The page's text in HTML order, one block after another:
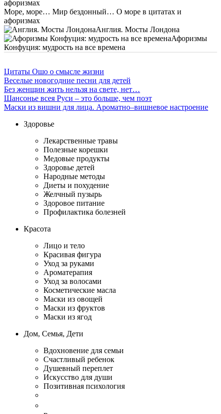
Море, море… Мир бездонный… О море в цитатах и
афоризмах
Англия. Мосты Лондона
Афоризмы
Конфуция: мудрость на все времена
Цитаты Ошо о смысле жизни
Веселые новогодние песни для детей
Без женщин жить нельзя на свете, нет…
Шансонье всея Руси – это больше, чем поэт
Маски из вишни для лица. Ароматно–вишневое настроение
Здоровье
Лекарственные травы
Полезные корешки
Медовые продукты
Здоровье детей
Народные методы
Диеты и похудение
Желчный пузырь
Здоровое питание
Профилактика болезней
Красота
Лицо и тело
Красивая фигура
Уход за руками
Ароматерапия
Уход за волосами
Косметические масла
Маски из овощей
Маски из фруктов
Маски из ягод
Дом, Семья, Дети
Вдохновение для семьи
Счастливый ребенок
Душевный переплет
Искусство для души
Позитивная психология